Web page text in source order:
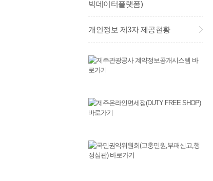
빅데이터플랫폼)
개인정보 제3자 제공현황